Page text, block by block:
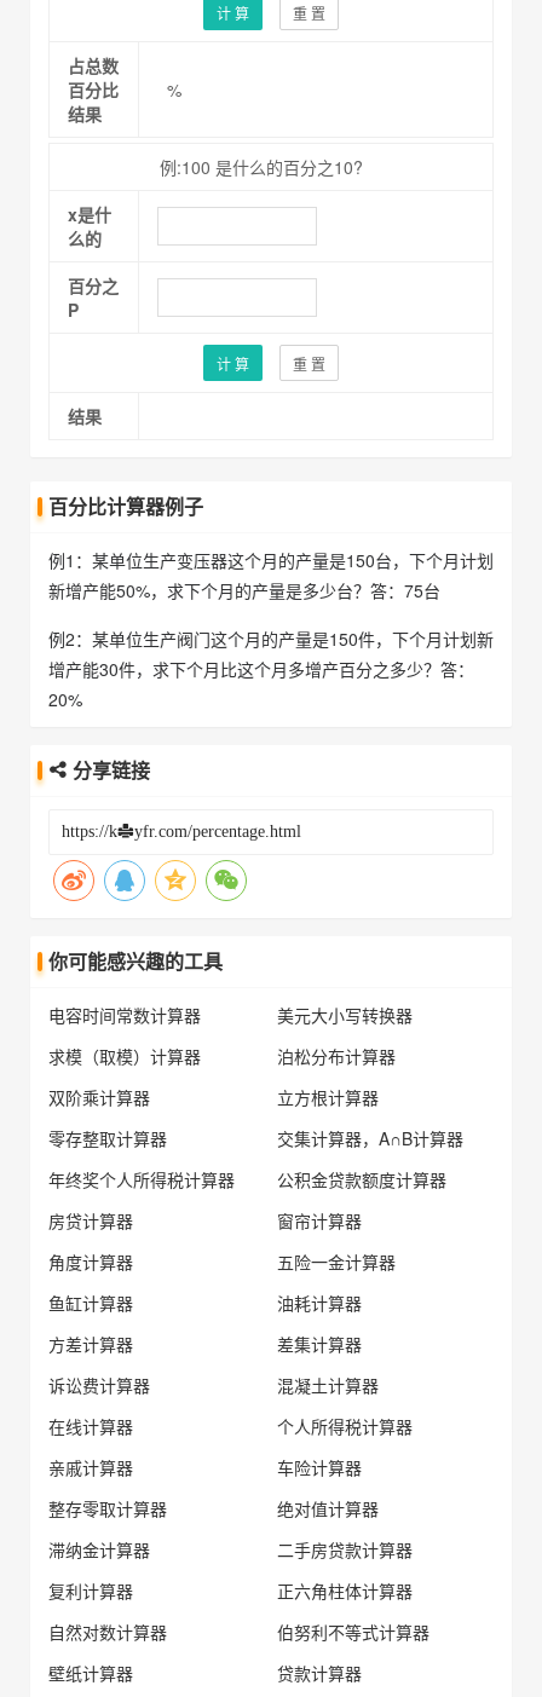
计 算 重 置
占总数
百分比
结果
%
例:100 是什么的百分之10?
x是什
么的
百分之
P
计 算 重 置
结果
百分比计算器例子
例1：某单位生产变压器这个月的产量是150台，下个月计划
新增产能50%，求下个月的产量是多少台？答：75台
例2：某单位生产阀门这个月的产量是150件，下个月计划新
增产能30件，求下个月比这个月多增产百分之多少？答：
20%
分享链接
你可能感兴趣的工具
电容时间常数计算器
美元大小写转换器
求模（取模）计算器
泊松分布计算器
双阶乘计算器
立方根计算器
零存整取计算器
交集计算器，A∩B计算器
年终奖个人所得税计算器
公积金贷款额度计算器
房贷计算器
窗帘计算器
角度计算器
五险一金计算器
鱼缸计算器
油耗计算器
方差计算器
差集计算器
诉讼费计算器
混凝土计算器
在线计算器
个人所得税计算器
亲戚计算器
车险计算器
整存零取计算器
绝对值计算器
滞纳金计算器
二手房贷款计算器
复利计算器
正六角柱体计算器
自然对数计算器
伯努利不等式计算器
壁纸计算器
贷款计算器